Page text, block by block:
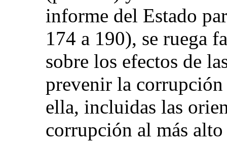
informe del Estado
174 a 190), se ruega
sobre los efectos de
prevenir la
ella, incluidas las
corrupción al más